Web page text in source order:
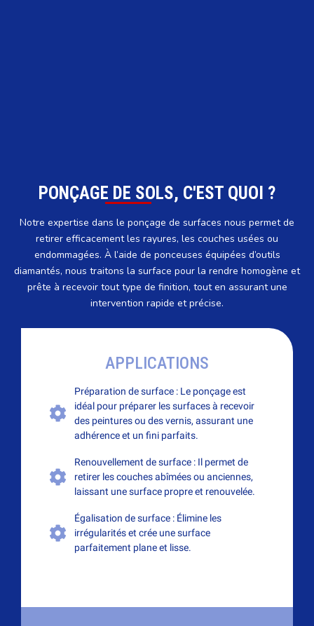
PONÇAGE DE SOLS, C'EST QUOI ?
Notre expertise dans le ponçage de surfaces nous permet de
retirer efficacement les rayures, les couches usées ou
endommagées. À l’aide de ponceuses équipées d’outils
diamantés, nous traitons la surface pour la rendre homogène et
prête à recevoir tout type de finition, tout en assurant une
intervention rapide et précise.
APPLICATIONS
Préparation de surface : Le ponçage est
idéal pour préparer les surfaces à recevoir
des peintures ou des vernis, assurant une
adhérence et un fini parfaits.
Renouvellement de surface : Il permet de
retirer les couches abîmées ou anciennes,
laissant une surface propre et renouvelée.
Égalisation de surface : Élimine les
irrégularités et crée une surface
parfaitement plane et lisse.